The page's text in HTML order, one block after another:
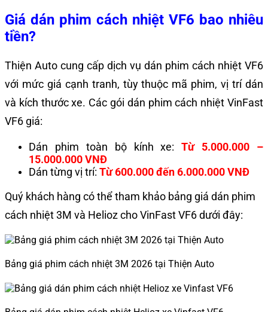
Giá dán phim cách nhiệt VF6 bao nhiêu
tiền?
Thiện Auto cung cấp dịch vụ dán phim cách nhiệt VF6
với mức giá cạnh tranh, tùy thuộc mã phim, vị trí dán
và kích thước xe. Các gói dán phim cách nhiệt VinFast
VF6 giá:
Dán phim toàn bộ kính xe: Từ 5.000.000 –
15.000.000 VNĐ
Dán từng vị trí: Từ 600.000 đến 6.000.000 VNĐ
Quý khách hàng có thể tham khảo bảng giá dán phim
cách nhiệt 3M và Helioz cho VinFast VF6 dưới đây:
Bảng giá phim cách nhiệt 3M 2026 tại Thiện Auto